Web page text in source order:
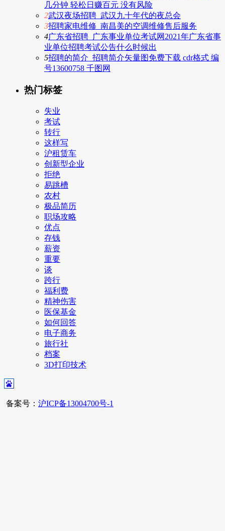
几分钟 轻松日赚百元 没有风险
2武汉夜场招聘_武汉九十年代的夜总会
3招聘家电维修_南昌美的空调维修售后服务
4广东省招聘_广东事业单位考试网2021年广东省事
业单位招聘考试公告什么时候出
5招聘的简介_招聘简介矢量图免费下载 cdr格式 编
号13600758 千图网
热门标签
失业
考试
转行
这样写
沪租赁车
创新型企业
拒绝
易跳槽
农村
极品简历
职场攻略
优点
存钱
薪资
重要
谈
跨行
福利费
精神伤害
医保基金
如何回答
电子商务
旅行社
档案
3D打印技术
备案号： 沪ICP备13004700号-1